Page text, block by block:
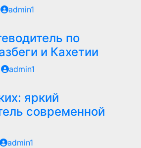
admin1
по
и Кахетии
admin1
яркий
современной
admin1